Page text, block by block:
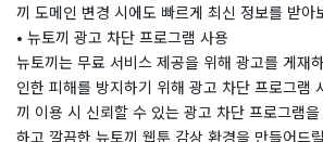
끼 도메인 변경 시에도 빠르게 최신 정보를 받아
• 뉴토끼 광고 차단 프로그램 사용
뉴토끼는 무료 서비스 제공을 위해 광고를 게재
인한 피해를 방지하기 위해 광고 차단 프로그램
끼 이용 시 신뢰할 수 있는 광고 차단 프로그램
하고 깔끔한 뉴토끼 웹툰 감상 환경을 만들어드